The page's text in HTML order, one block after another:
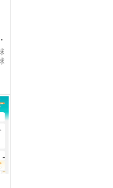
新篇章